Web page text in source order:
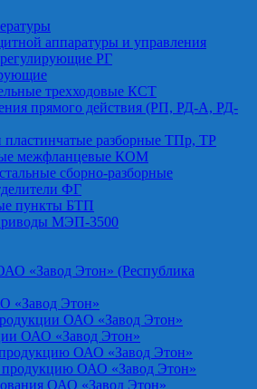
аппаратуры и управления
РГ
трехходовые КСТ
прямого действия (РП, РД-А, РД-
разборные ТПр, ТР
межфланцевые КОМ
сборно-разборные
ФГ
пункты БТП
МЭП-3500
«Завод Этон» (Республика
«Завод Этон»
ОАО «Завод Этон»
ОАО «Завод Этон»
ОАО «Завод Этон»
ОАО «Завод Этон»
ОАО «Завод Этон»